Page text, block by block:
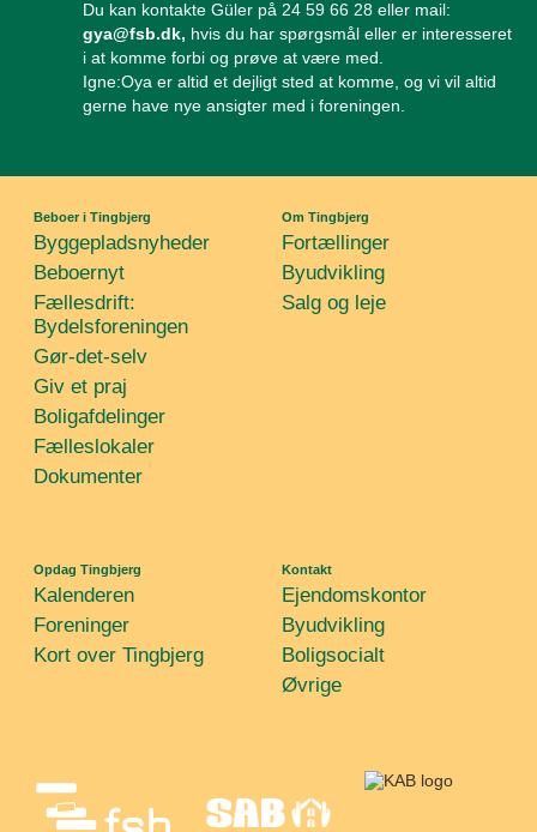
Du kan kontakte Güler på 24 59 66 28 eller mail:
gya@fsb.dk, hvis du har spørgsmål eller er interesseret
i at komme forbi og prøve at være med.
Igne:Oya er altid et dejligt sted at komme, og vi vil altid
gerne have nye ansigter med i foreningen.
Beboer i Tingbjerg
Byggepladsnyheder
Beboernyt
Fællesdrift:
Bydelsforeningen
Gør-det-selv
Giv et praj
Boligafdelinger
Fælleslokaler
Dokumenter
Om Tingbjerg
Fortællinger
Byudvikling
Salg og leje
Opdag Tingbjerg
Kalenderen
Foreninger
Kort over Tingbjerg
Kontakt
Ejendomskontor
Byudvikling
Boligsocialt
Øvrige